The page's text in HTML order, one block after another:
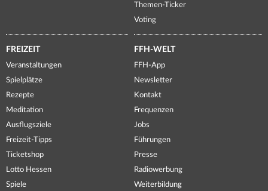
Themen-Ticker
Voting
FREIZEIT
Veranstaltungen
Spielplätze
Rezepte
Meditation
Ausflugsziele
Freizeit-Tipps
Ticketshop
Lotto Hessen
Spiele
FFH-WELT
FFH-App
Newsletter
Kontakt
Frequenzen
Jobs
Führungen
Presse
Radiowerbung
Weiterbildung